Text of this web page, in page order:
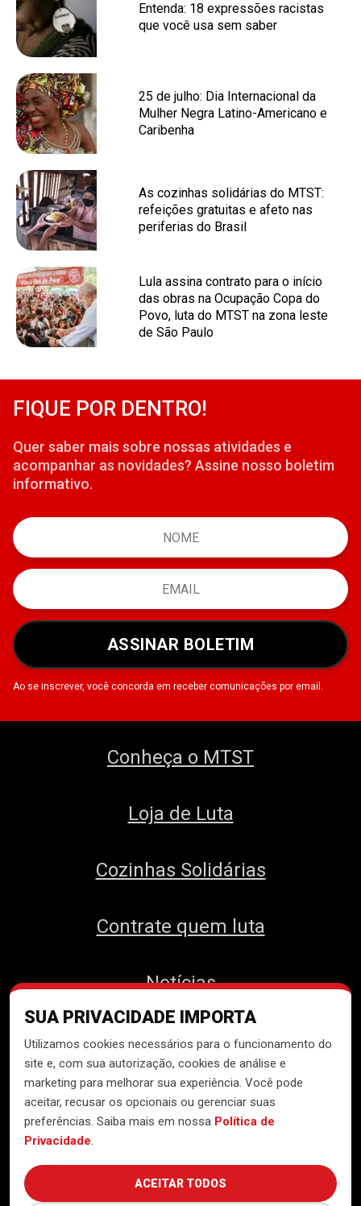
Entenda: 18 expressões racistas
que você usa sem saber
25 de julho: Dia Internacional da
Mulher Negra Latino-Americano e
Caribenha
As cozinhas solidárias do MTST:
refeições gratuitas e afeto nas
periferias do Brasil
Lula assina contrato para o início
das obras na Ocupação Copa do
Povo, luta do MTST na zona leste
de São Paulo
SUA PRIVACIDADE IMPORTA
Utilizamos cookies necessários para o funcionamento do
site e, com sua autorização, cookies de análise e
marketing para melhorar sua experiência. Você pode
aceitar, recusar os opcionais ou gerenciar suas
preferências. Saiba mais em nossa Política de
Privacidade.
ACEITAR TODOS
FIQUE POR DENTRO!
Quer saber mais sobre nossas atividades e
acompanhar as novidades? Assine nosso boletim
informativo.
ASSINAR BOLETIM
Ao se inscrever, você concorda em receber comunicações por email.
Conheça o MTST
Loja de Luta
Cozinhas Solidárias
Contrate quem luta
Notícias
Contato
Desenvolvido peloNúcleo de
Tecnologia do MTST